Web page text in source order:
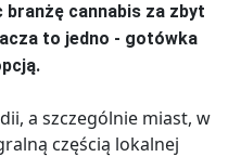
branżę cannabis za zbyt
to jedno - gotówka
a szczególnie miast, w
częścią lokalnej